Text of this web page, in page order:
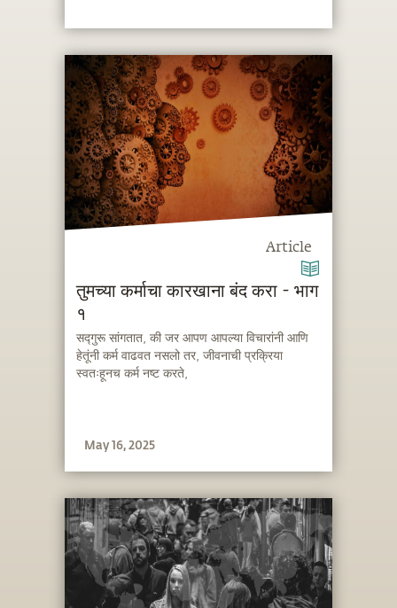
Article
तुमच्या कर्माचा कारखाना बंद करा - भाग
१
सद्गुरू सांगतात, की जर आपण आपल्या विचारांनी आणि
हेतूंनी कर्म वाढवत नसलो तर, जीवनाची प्रक्रिया
स्वतःहूनच कर्म नष्ट करते,
May 16, 2025